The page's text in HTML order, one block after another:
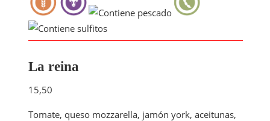
La reina
15,50
Tomate, queso mozzarella, jamón york, aceitunas,